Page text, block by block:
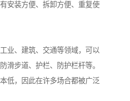
安装方便、拆卸方便、重复使
业、建筑、交通等领域，可以
滑步道、护栏、防护栏杆等。
低，因此在许多场合都被广泛